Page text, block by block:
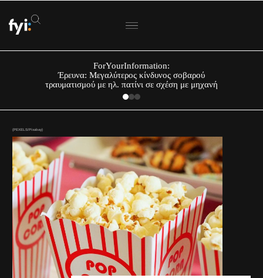
ForYourInformation:
Έρευνα: Μεγαλύτερος κίνδυνος σοβαρού
τραυματισμού με ηλ. πατίνι σε σχέση με μηχανή
(PEXELS/Pixabay)